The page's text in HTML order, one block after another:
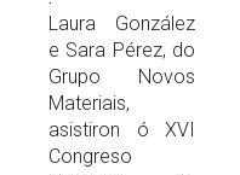
Laura González
e Sara Pérez, do
Grupo Novos
Materiais,
asistiron ó XVI
Congreso